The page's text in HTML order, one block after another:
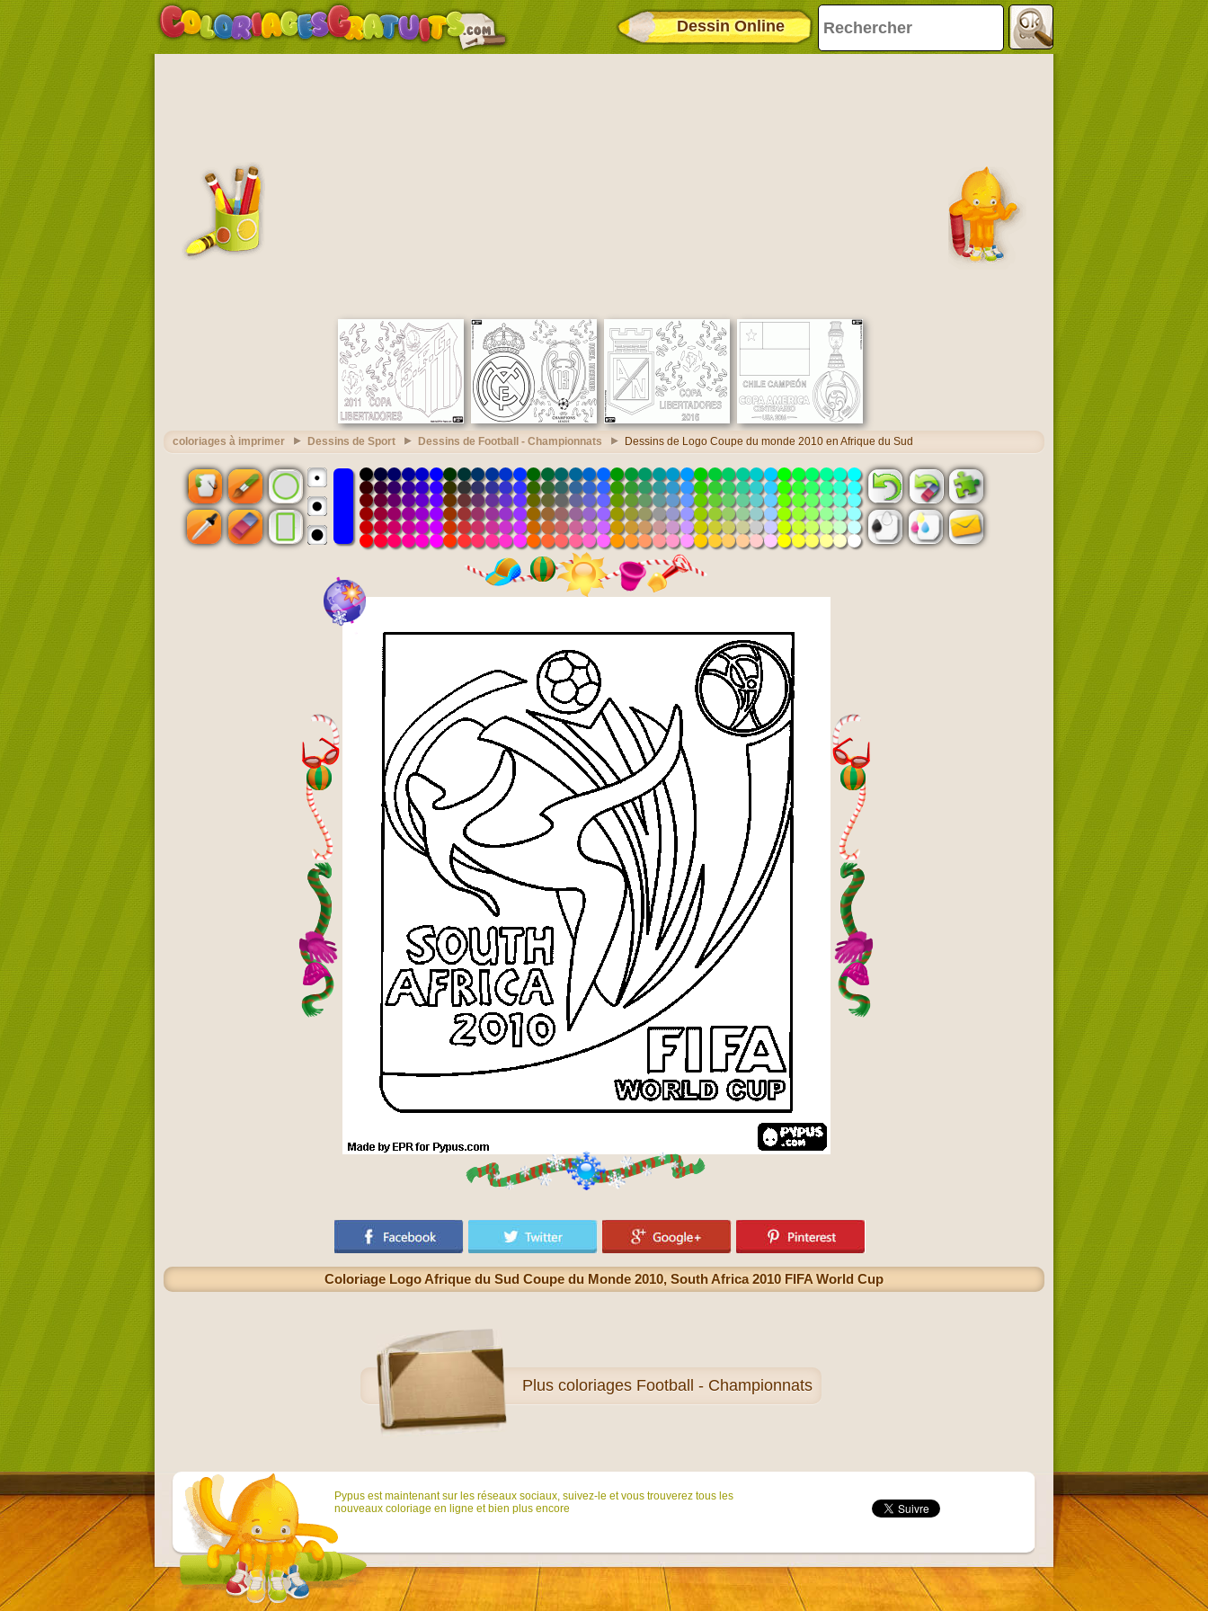
Dessin Online
coloriages à imprimer Dessins de Sport Dessins de Football - Championnats Dessins de Logo Coupe du monde 2010 en Afrique du Sud
Coloriage Logo Afrique du Sud Coupe du Monde 2010, South Africa 2010 FIFA World Cup
Plus coloriages Football - Championnats
Pypus est maintenant sur ​​les réseaux sociaux, suivez-le et vous trouverez tous les
nouveaux coloriage en ligne et bien plus encore